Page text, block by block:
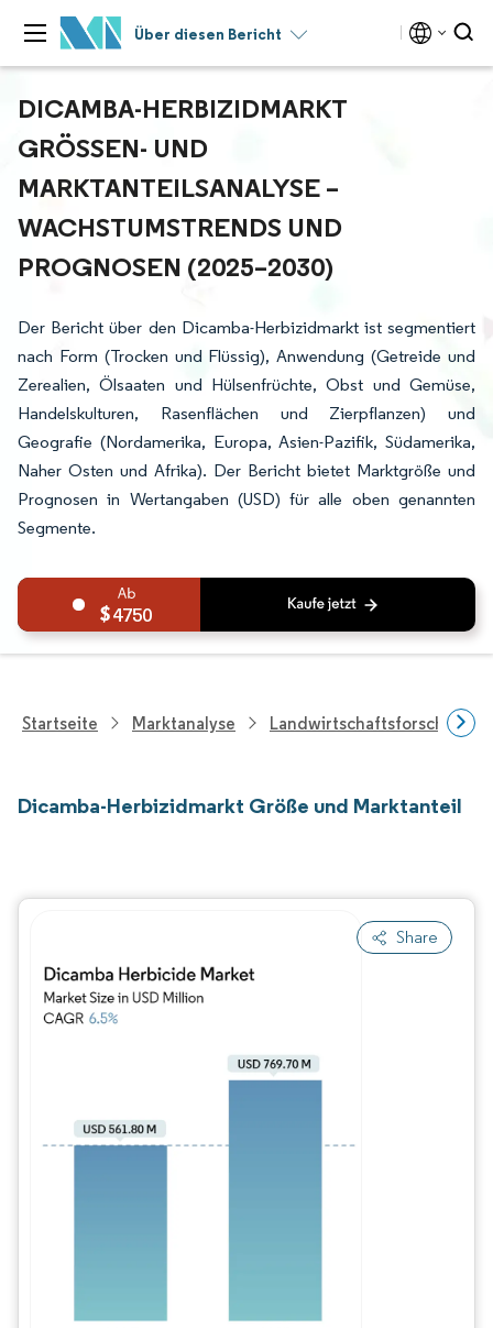
Über diesen Bericht
DICAMBA-HERBIZIDMARKT
GRÖSSEN- UND M
ARKTANTEILSANALYSE – W
ACHSTUMSTRENDS UND P
ROGNOSEN (2025–2030)
Der Bericht über den Dicamba-Herbizidmarkt ist segmentiert
nach Form (Trocken und Flüssig), Anwendung (Getreide und
Zerealien, Ölsaaten und Hülsenfrüchte, Obst und Gemüse,
Handelskulturen, Rasenflächen und Zierpflanzen) und
Geografie (Nordamerika, Europa, Asien-Pazifik, Südamerika,
Naher Osten und Afrika). Der Bericht bietet Marktgröße und
Prognosen in Wertangaben (USD) für alle oben genannten
Segmente.
4750
Startseite Marktanalyse Landwirtschaftsforschung
Dicamba-Herbizidmarkt Größe und Marktanteil
Share